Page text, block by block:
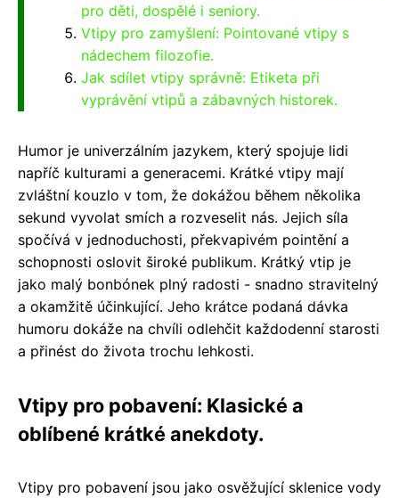
pro děti, dospělé i seniory.
Vtipy pro zamyšlení: Pointované vtipy s
nádechem filozofie.
Jak sdílet vtipy správně: Etiketa při
vyprávění vtipů a zábavných historek.
Humor je univerzálním jazykem, který spojuje lidi
napříč kulturami a generacemi. Krátké vtipy mají
zvláštní kouzlo v tom, že dokážou během několika
sekund vyvolat smích a rozveselit nás. Jejich síla
spočívá v jednoduchosti, překvapivém pointění a
schopnosti oslovit široké publikum. Krátký vtip je
jako malý bonbónek plný radosti - snadno stravitelný
a okamžitě účinkující. Jeho krátce podaná dávka
humoru dokáže na chvíli odlehčit každodenní starosti
a přinést do života trochu lehkosti.
Vtipy pro pobavení: Klasické a
oblíbené krátké anekdoty.
Vtipy pro pobavení jsou jako osvěžující sklenice vody